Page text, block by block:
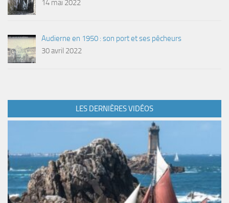
14 mai 2022
Audierne en 1950 : son port et ses pêcheurs
30 avril 2022
LES DERNIÈRES VIDÉOS